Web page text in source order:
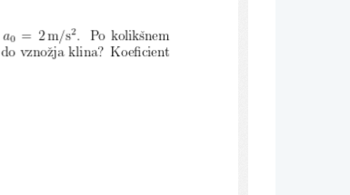
a0 = 2 m/s2. Po kolikˇsnem
do vznoˇzja klina? Koeficient